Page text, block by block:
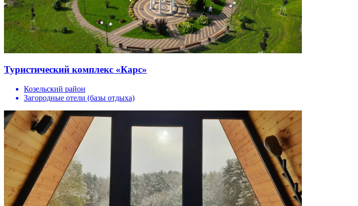
Туристический комплекс «Карс»
Козельский район
Загородные отели (базы отдыха)